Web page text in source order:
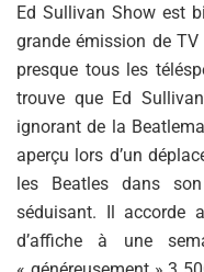
Ed Sullivan Show est
grande émission de
presque tous les
trouve que Ed
ignorant de la
aperçu lors d’un
les Beatles dans
séduisant. Il accorde
d’affiche à une